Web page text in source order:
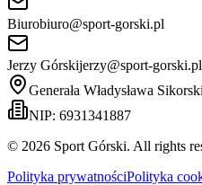
Biurobiuro@sport-gorski.pl
Jerzy Górskijerzy@sport-gorski.pl
Generała Władysława
NIP: 6931341887
© 2026 Sport Górski. All rights
Polityka prywatnościPolityka